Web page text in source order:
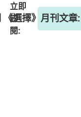
立即
訂
閱:
《選擇》月刊文